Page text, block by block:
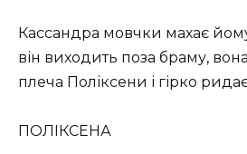
Кассандра мовчки махає
він виходить поза браму,
плеча Поліксени і гірко
ПОЛІКСЕНА